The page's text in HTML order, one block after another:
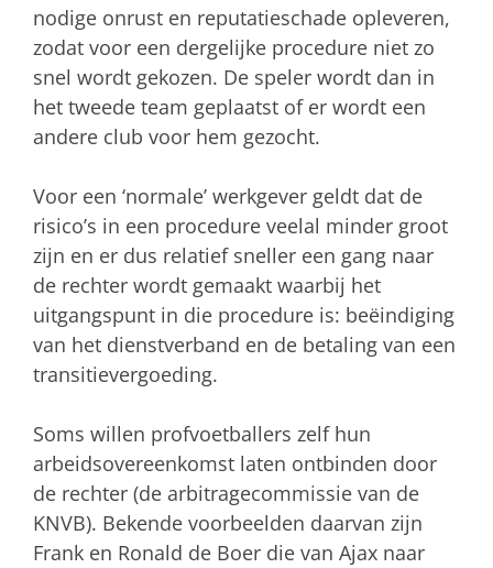
nodige onrust en reputatieschade opleveren,
zodat voor een dergelijke procedure niet zo
snel wordt gekozen. De speler wordt dan in
het tweede team geplaatst of er wordt een
andere club voor hem gezocht.
Voor een ‘normale’ werkgever geldt dat de
risico’s in een procedure veelal minder groot
zijn en er dus relatief sneller een gang naar
de rechter wordt gemaakt waarbij het
uitgangspunt in die procedure is: beëindiging
van het dienstverband en de betaling van een
transitievergoeding.
Soms willen profvoetballers zelf hun
arbeidsovereenkomst laten ontbinden door
de rechter (de arbitragecommissie van de
KNVB). Bekende voorbeelden daarvan zijn
Frank en Ronald de Boer die van Ajax naar